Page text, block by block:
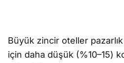
Büyük zincir oteller
için daha düşük (%10–15)